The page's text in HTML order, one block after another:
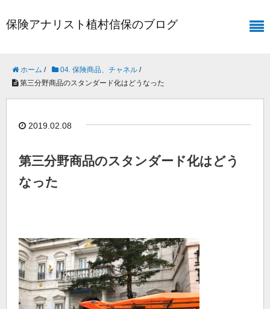
保険アナリスト植村信保のブログ
ホーム / 04. 保険商品、チャネル /
第三分野商品のスタンダード化はどうなった
2019.02.08
第三分野商品のスタンダード化はどう
なった